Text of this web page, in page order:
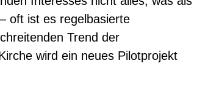
oft ist es regelbasierte
Trend der
wird ein neues Pilotprojekt